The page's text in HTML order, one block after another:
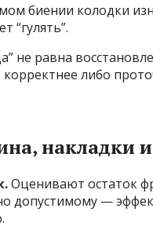
биении колодки
“гулять”.
не равна
либо
накладки
Оценивают остаток
допустимому —